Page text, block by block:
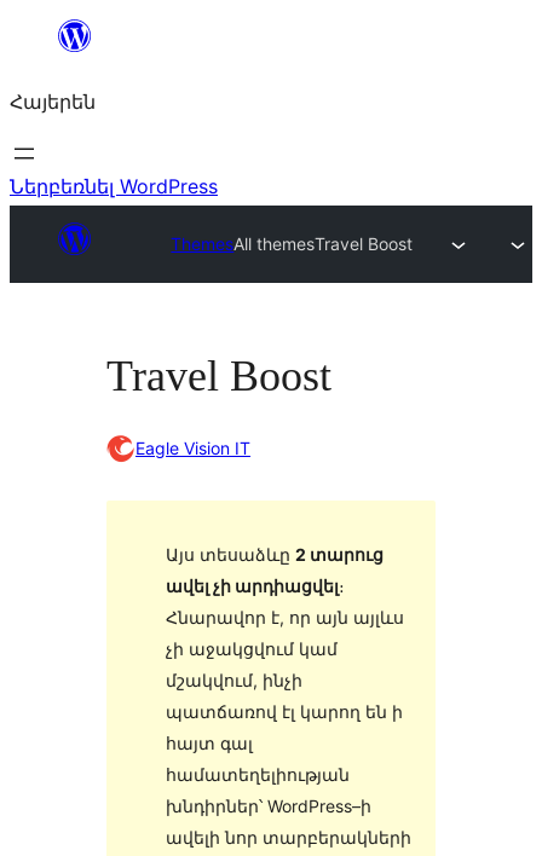
Անցնել
Հայերեն
Ներբեռնել WordPress
ThemesAll themesTravel Boost
Travel Boost
Eagle Vision IT
Այս տեսաձևը 2 տարուց
ավել չի արդիացվել։
Հնարավոր է, որ այն այլևս
չի աջակցվում կամ
մշակվում, ինչի
պատճառով էլ կարող են ի
հայտ գալ
համատեղելիության
խնդիրներ՝ WordPress–ի
ավելի նոր տարբերակների